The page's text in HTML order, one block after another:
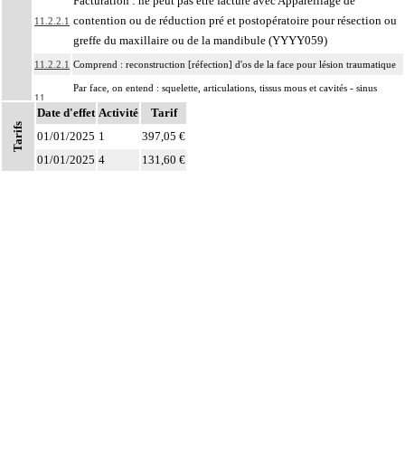
11.2.2.1 contention ou de réduction pré et postopératoire pour résection ou
greffe du maxillaire ou de la mandibule (YYYY059)
11.2.2.1 Comprend : reconstruction [réfection] d'os de la face pour lésion traumatique
11
Par face, on entend : squelette, articulations, tissus mous et cavités - sinus
paranasaux, orbites, rhinopharynx, oropharynx - de la face.
Par ostéosynthèse d'une fracture à foyer fermé, on entend : réduction et
Tarifs
Date d'effet Activité
Tarif
01/01/2025 1
397,05 €
01/01/2025 4 131,60 €